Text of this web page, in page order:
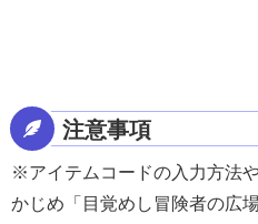
注意事項
※アイテムコードの入力方法
かじめ「目覚めし冒険者の広